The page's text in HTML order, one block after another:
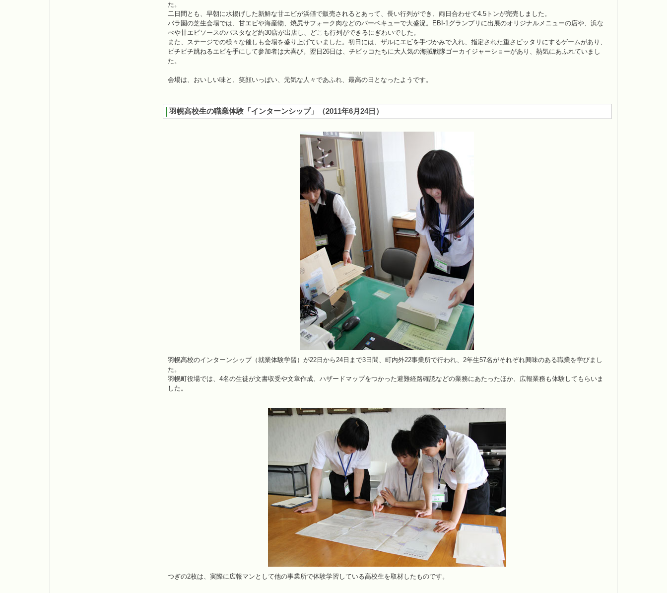
た。
二日間とも、早朝に水揚げした新鮮な甘エビが浜値で販売されるとあって、長い行列ができ、両日合わせて4.5トンが完売しました。
バラ園の芝生会場では、甘エビや海産物、焼尻サフォーク肉などのバーベキューで大盛況。EBI-1グランプリに出展のオリジナルメニューの店や、浜な
べや甘エビソースのパスタなど約30店が出店し、どこも行列ができるにぎわいでした。
また、ステージでの様々な催しも会場を盛り上げていました。初日には、ザルにエビを手づかみで入れ、指定された重さピッタリにするゲームがあり、
ピチピチ跳ねるエビを手にして参加者は大喜び。翌日26日は、チビッコたちに大人気の海賊戦隊ゴーカイジャーショーがあり、熱気にあふれていまし
た。
会場は、おいしい味と、笑顔いっぱい、元気な人々であふれ、最高の日となったようです。
羽幌高校生の職業体験「インターンシップ」 （2011年6月24日 ）
羽幌高校のインターンシップ（就業体験学習）が22日から24日まで3日間、町内外22事業所で行われ、2年生57名がそれぞれ興味のある職業を学びまし
た。
羽幌町役場では、4名の生徒が文書収受や文章作成、ハザードマップをつかった避難経路確認などの業務にあたったほか、広報業務も体験してもらいま
した。
つぎの2枚は、実際に広報マンとして他の事業所で体験学習している高校生を取材したものです。